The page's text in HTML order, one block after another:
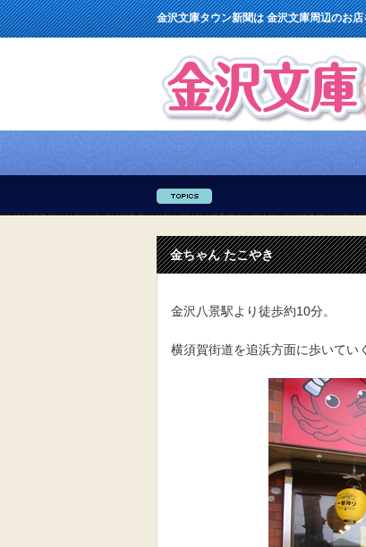
金沢文庫タウン新聞は 金沢文庫周辺のお
金ちゃん たこやき
金沢八景駅より徒歩約10分。
横須賀街道を追浜方面に歩いてい